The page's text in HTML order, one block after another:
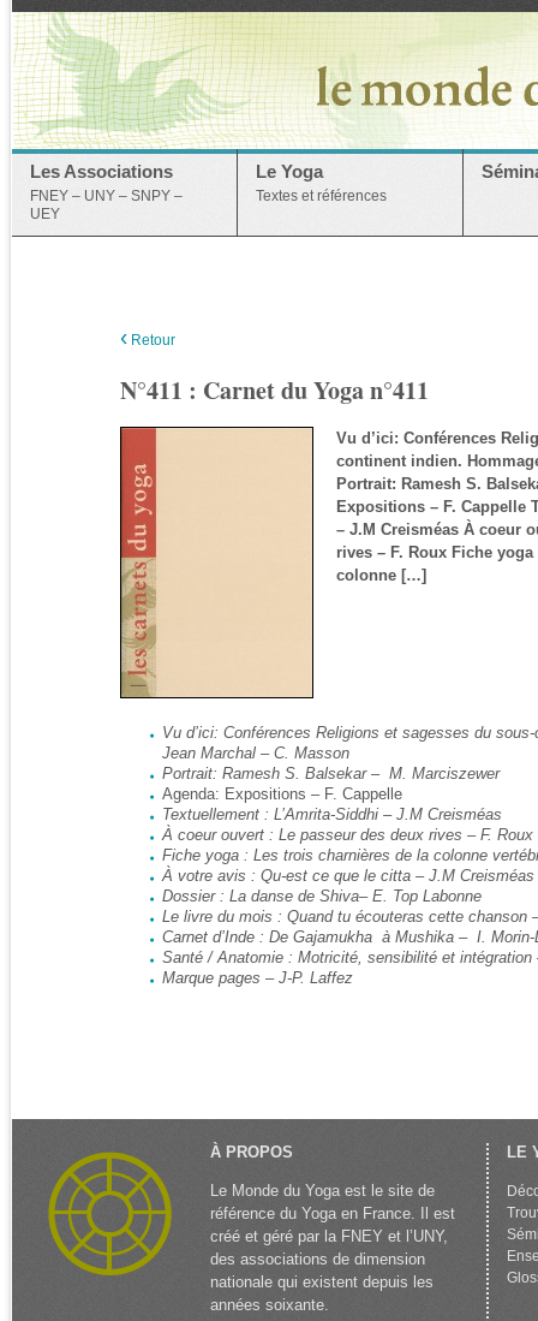
Les Associations
FNEY – UNY – SNPY –
UEY
Le Yoga
Textes et références
‹ Retour
N°411 : Carnet du Yoga n°411
Vu d’ici: Conférences
continent indien.
Portrait: Ramesh S.
Expositions – F. Cappelle
– J.M Creisméas À coeur
rives – F. Roux Fiche
colonne […]
Vu d’ici: Conférences Religions et sagesses du
Jean Marchal – C. Masson
Portrait: Ramesh S. Balsekar – M. Marciszewer
Agenda: Expositions – F. Cappelle
Textuellement : L’Amrita-Siddhi – J.M Creisméas
À coeur ouvert : Le passeur des deux rives – F. Roux
Fiche yoga : Les trois charnières de la colonne
À votre avis : Qu-est ce que le citta – J.M
Dossier : La danse de Shiva– E. Top Labonne
Le livre du mois : Quand tu écouteras cette chanson
Carnet d’Inde : De Gajamukha à Mushika – I. Morin-
Santé / Anatomie : Motricité, sensibilité et intégration
Marque pages – J-P. Laffez
À PROPOS
Le Monde du Yoga est le site de
référence du Yoga en France. Il est
créé et géré par la FNEY et l’UNY,
des associations de dimension
nationale qui existent depuis les
années soixante.
LE